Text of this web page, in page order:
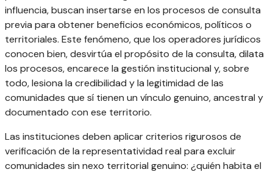
influencia, buscan insertarse en los procesos de consulta
previa para obtener beneficios económicos, políticos o
territoriales. Este fenómeno, que los operadores jurídicos
conocen bien, desvirtúa el propósito de la consulta, dilata
los procesos, encarece la gestión institucional y, sobre
todo, lesiona la credibilidad y la legitimidad de las
comunidades que sí tienen un vínculo genuino, ancestral y
documentado con ese territorio.
Las instituciones deben aplicar criterios rigurosos de
verificación de la representatividad real para excluir
comunidades sin nexo territorial genuino: ¿quién habita el